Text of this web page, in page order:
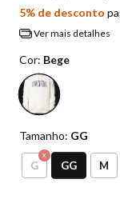
5% de desconto
Ver mais detalhes
Cor: Bege
Tamanho: GG
G GG M